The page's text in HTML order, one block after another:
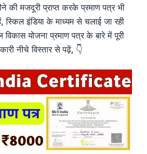
की मजदूरी प्राप्त करके प्रमाण पत्र भी
स्किल इंडिया के माध्यम से चलाई जा रही
विकास योजना प्रमाण पत्र के बारे में पूरी
नीचे विस्तार से पढ़ें, 👇